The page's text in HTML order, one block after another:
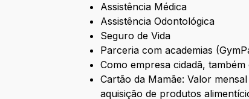
Assistência Médica
Assistência Odontológica
Seguro de Vida
Parceria com academias
Como empresa cidadã,
Cartão da Mamãe: Valor
aquisição de produtos